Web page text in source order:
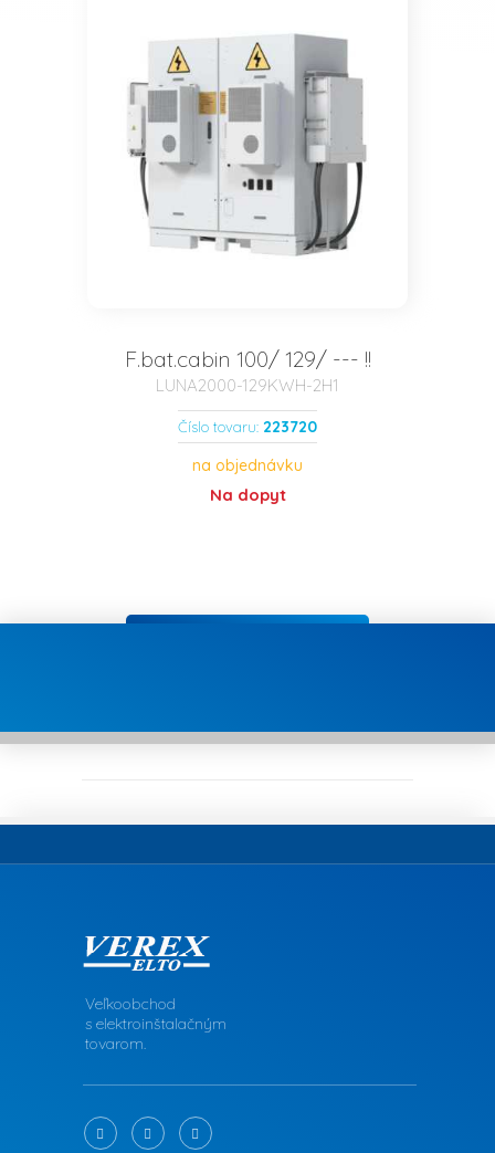
F.bat.cabin 100/ 129/ --- !!
LUNA2000-129KWH-2H1
Číslo tovaru: 223720
na objednávku
Na dopyt
Veľkoobchod
s elektroinštalačným
tovarom.